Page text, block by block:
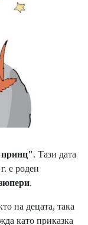
. Тази дата
е роден
.
на децата, така
като приказка